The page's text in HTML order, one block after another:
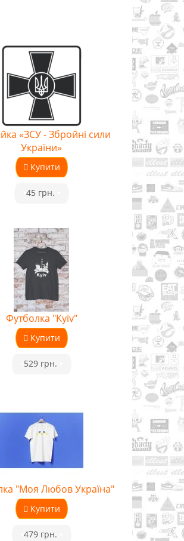
«ЗСУ - Збройні сили
України»
Купити
45 грн.
Футболка "Kyiv"
Купити
529 грн.
"Моя Любов Україна"
Купити
479 грн.